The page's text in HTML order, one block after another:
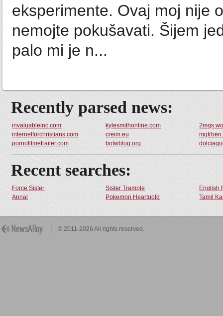
eksperimente. Ovaj moj nije
nemojte pokušavati. Šijem
palo mi je n...
Recently parsed news:
invaluableinc.com kylesmithonline.com
internetforchristians.com
creim.eu
pornofilmetrailer.com
botwblog.org
Recent searches:
Force Sister Sister Trample
English
Annal
Pokemon Heartgold Tamil
© 2011-2026 All rights reserved.